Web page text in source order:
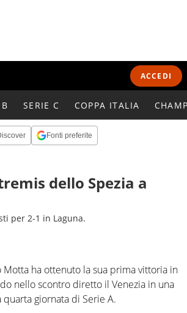
ACCEDI
SERIE C COPPA ITALIA
Fonti preferite
dello Spezia a
per 2-1 in Laguna.
Motta ha ottenuto la sua prima vittoria in
nello scontro diretto il Venezia in una
giornata di Serie A.